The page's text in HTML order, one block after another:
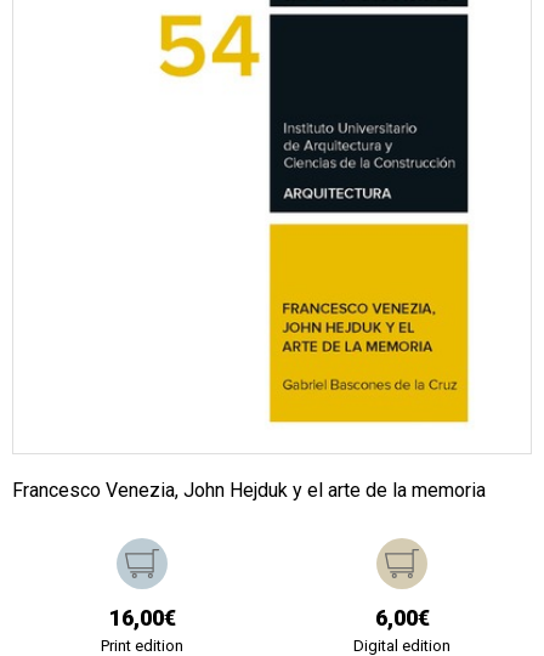
Francesco Venezia, John Hejduk y el arte de la memoria
16,00€
Print edition
6,00€
Digital edition